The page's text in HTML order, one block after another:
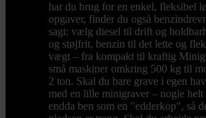
har du brug for en enkel, fleksibel
opgaver, finder du også
sagt: vælg diesel til drift og
og støjfrit, benzin til det lette og
vægt – fra kompakt til kraftig
små maskiner omkring 500 kg til
2 ton. Skal du bare grave i egen
med en lille minigraver – nogle helt
endda ben som en "edderkop", så